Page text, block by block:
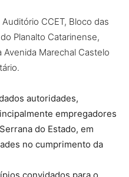
CCET, Bloco das
Planalto Catarinense,
Avenida Marechal Castelo
autoridades,
empregadores
do Estado, em
no cumprimento da